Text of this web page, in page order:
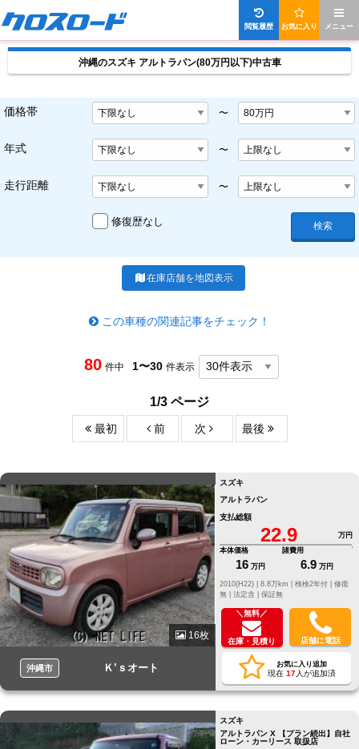
メニュー
お気に入り
閲覧履歴
沖縄のスズキ アルトラパン(80万円以下)中古車
価格帯 〜
年式 〜
走行距離 〜
修復歴なし 検索
在庫店舗を地図表示
この車種の関連記事をチェック！
80 件中 1〜30 件表示
1/3 ページ
最初 前 次 最後
16枚
沖縄市 Ｋ’ｓオート
スズキ
アルトラパン
支払総額
22.9
万円
本体価格
16 万円
諸費用
6.9 万円
修復
無 | 法定含 | 保証無
＼無料／
在庫・見積り 店舗に電話
お気に入り追加
現在 17人が追加済
スズキ
アルトラパン X 【プラン続出】自社
ローン・カーリース 取扱店